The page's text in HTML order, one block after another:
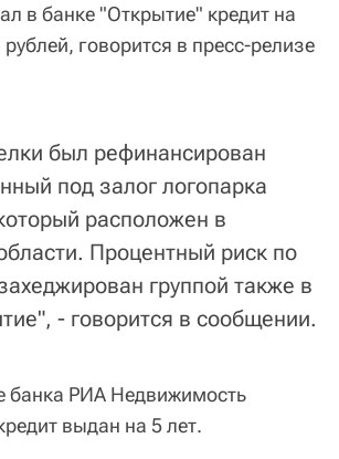
в банке "Открытие" кредит на
говорится в пресс-релизе
был рефинансирован
под залог логопарка
расположен в
Процентный риск по
группой также в
- говорится в сообщении.
банка РИА Недвижимость
выдан на 5 лет.